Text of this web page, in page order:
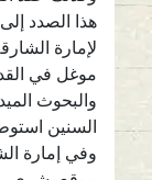
هذا الصدد
لإمارة
موغل في
والبحوث
السنين
وفي إمارة